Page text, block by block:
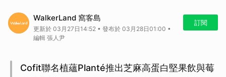
WalkerLand 窩客島
更新於 03月27日14:52 • 發布於 03月28日01:00 •
編輯 張人尹
訂閱
Cofit聯名植蘊Planté推出芝麻高蛋白堅果飲與莓